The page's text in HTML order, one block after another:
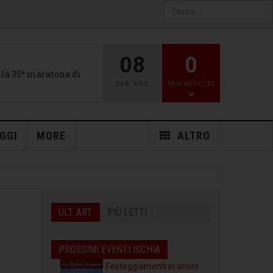
for results.
35^ maratona di
08
SAB, AGO
0
NEW ARTICLES
ALTRO
MORE
ULT. ART. PIÙ LETTI
PROSSIMI EVENTI ISCHIA
Festeggiamenti in onore